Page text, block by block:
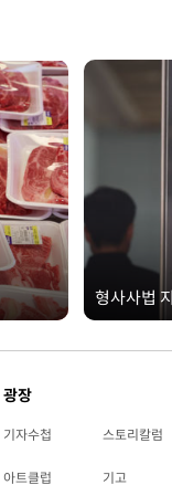
형사사법
광장
기자수첩 스토리칼럼
아트클럽 기고